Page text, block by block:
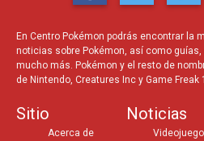
En Centro Pokémon podrás encontrar la
noticias sobre Pokémon, así como
mucho más. Pokémon y el resto de
de Nintendo, Creatures Inc y Game Freak
Sitio
Acerca de
Noticias